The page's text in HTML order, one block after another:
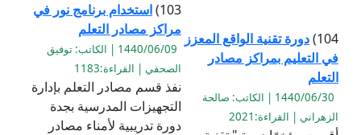
104) دورة تقنية الواقع المعزز
في التعليم بمراكز مصادر
التعلم
1440/06/30 | الكاتب: صالحة
الزهراني | القراءة:2021
103) استخدام برنامج نور في
مراكز مصادر التعلم
1440/06/09 | الكاتب: توفيق
الصحفي | القراءة:1183
نفذ قسم مصادر التعلم بإدارة
التجهيزات المدرسية بجدة
دورة تدريبية لأمناء مصادر